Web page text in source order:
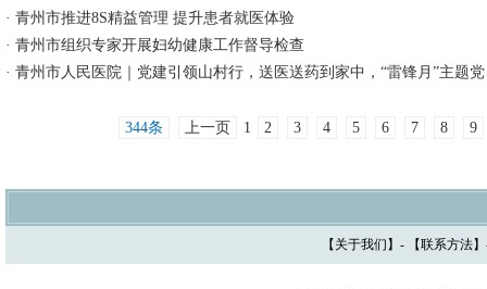
· 青州市推进8S精益管理 提升患者就医体验
· 青州市组织专家开展妇幼健康工作督导检查
· 青州市人民医院｜党建引领山村行，送医送药到家中，“雷锋月”主题
344条 上一页 1 2 3 4 5 6 7 8 9
【 关于我们 】- 【联系方法